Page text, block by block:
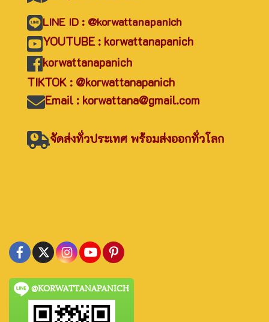
LINE ID : @korwattanapanich
YOUTUBE : korwattanapanich
korwattanapanich
TIKTOK : @korwattanapanich
Email : korwattana@gmail.com
จัดส่งทั่วประเทศ พร้อมส่งออกทั่วโลก
@KORWATTANAPANICH